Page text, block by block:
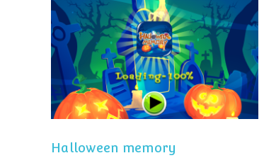
Halloween memory
Halloween memory